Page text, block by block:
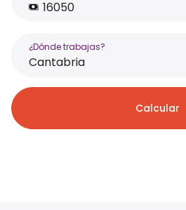
¿Dónde trabajas?
Cantabria
Calcular